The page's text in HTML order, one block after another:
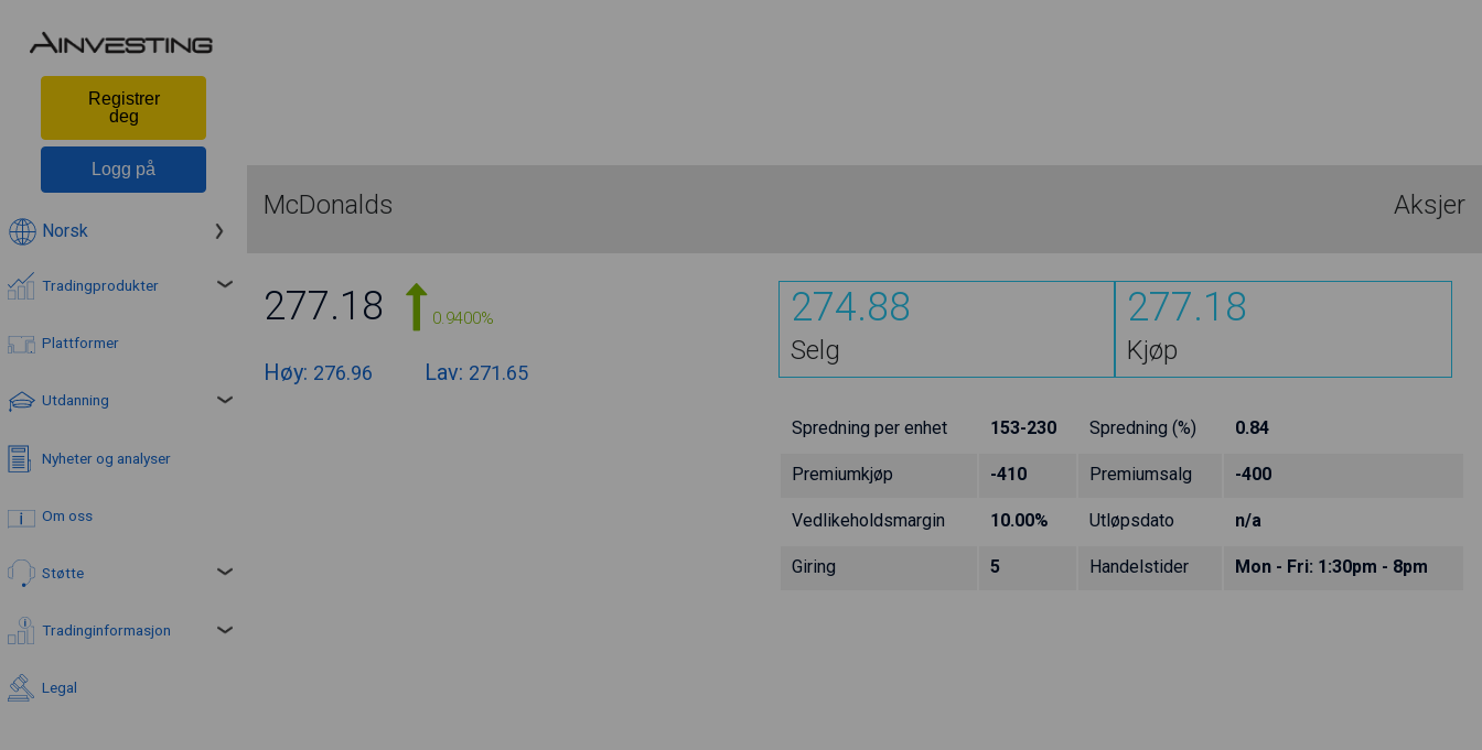
Registrer
deg
Logg på
Norsk
Tradingprodukter
Plattformer
Utdanning
Nyheter og analyser
Om oss
Støtte
Tradinginformasjon
Legal
McDonalds Aksjer
277.18 0.9400%
Høy: 276.96 Lav: 271.65
274.88
Selg
277.18
Kjøp
Spredning per enhet 153-230 Spredning (%) 0.84
Premiumkjøp -410 Premiumsalg -400
Vedlikeholdsmargin 10.00% Utløpsdato n/a
Giring 5 Handelstider Mon - Fri: 1:30pm - 8pm